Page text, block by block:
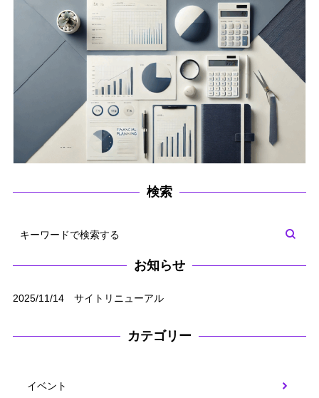
検索
お知らせ
2025/11/14 サイトリニューアル
カテゴリー
イベント